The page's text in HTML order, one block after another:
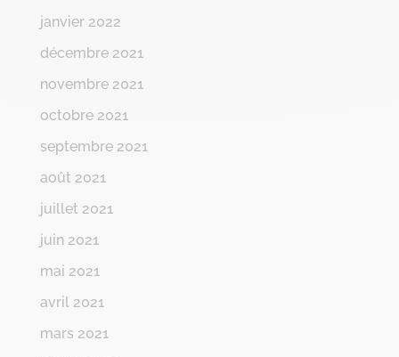
janvier 2022
décembre 2021
novembre 2021
octobre 2021
septembre 2021
août 2021
juillet 2021
juin 2021
mai 2021
avril 2021
mars 2021